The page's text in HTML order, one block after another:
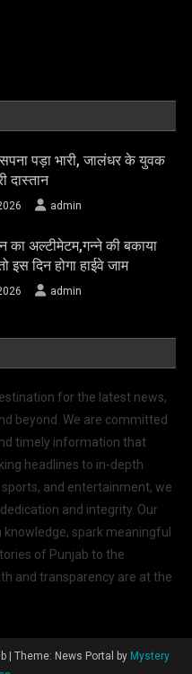
पड़ा भारी, जालंधर के युवक
दास्तान
admin
का अल्टीमेटम,गन्ने की बकाया
इस दिन होगा हाईवे जाम
admin
for the latest news,
beyond. We are committed
timely information that
headlines to in-depth
and entertainment, we
and integrity. Our
spark meaningful
of Punjab to the
and transparency are at the
Theme: News Portal by Mystery